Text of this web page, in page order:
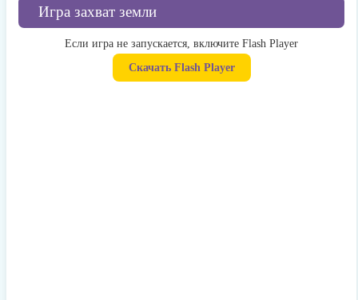
Игра захват земли
Если игра не запускается, включите Flash Player
Скачать Flash Player